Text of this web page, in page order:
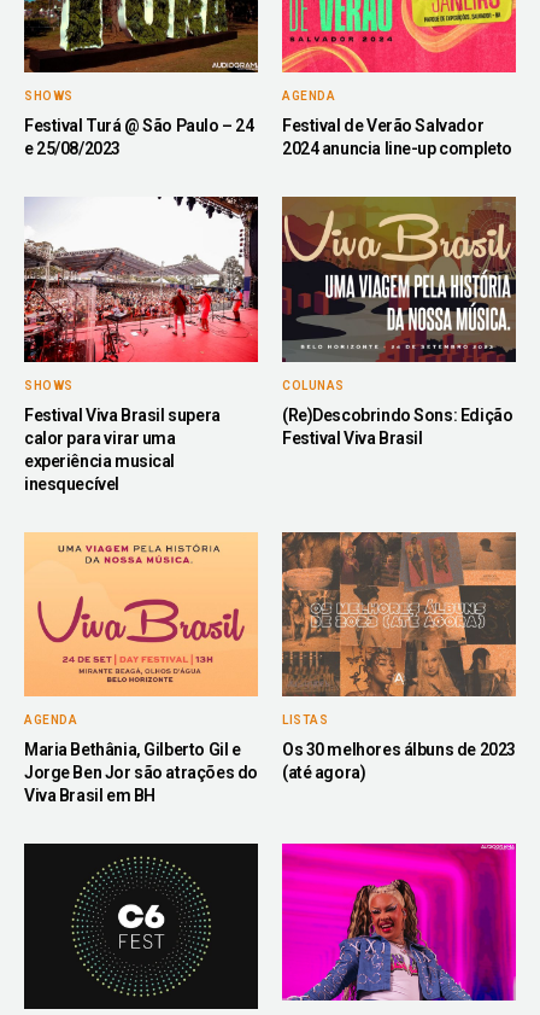
SHOWS
Festival Turá @ São Paulo – 24
e 25/08/2023
AGENDA
Festival de Verão Salvador
2024 anuncia line-up completo
SHOWS
Festival Viva Brasil supera
calor para virar uma
experiência musical
inesquecível
COLUNAS
(Re)Descobrindo Sons: Edição
Festival Viva Brasil
AGENDA
Maria Bethânia, Gilberto Gil e
Jorge Ben Jor são atrações do
Viva Brasil em BH
LISTAS
Os 30 melhores álbuns de 2023
(até agora)